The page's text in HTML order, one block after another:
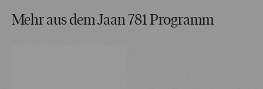
Mehr aus dem Jaan 781 Programm